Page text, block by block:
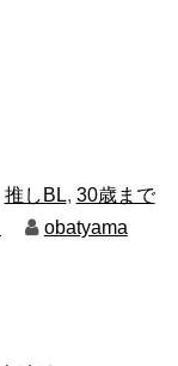
推しBL, 30歳まで
obatyama